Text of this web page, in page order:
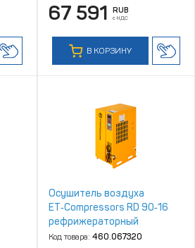
67 591 RUB
с НДС
В КОРЗИНУ
Осушитель воздуха
ET‑Compressors RD 90‑16
рефрижераторный
Код товара: 460.067320